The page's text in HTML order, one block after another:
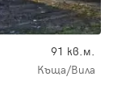
91 кв.м.
Къща/Вила